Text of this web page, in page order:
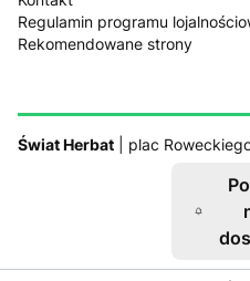
Regulamin programu
Rekomendowane strony
Świat Herbat | plac